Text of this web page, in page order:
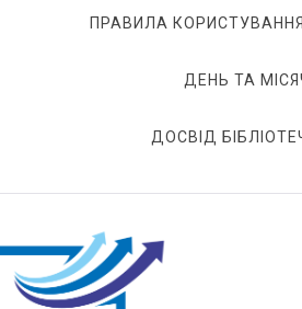
ПРАВИЛА
ДЕНЬ ТА
ДОСВІД
РЦПО БТ ХО